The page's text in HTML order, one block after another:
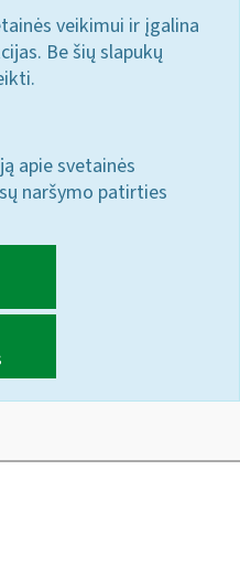
veikimui ir įgalina
Be šių slapukų
apie svetainės
naršymo patirties